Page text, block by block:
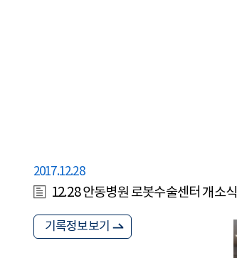
2017.12.28
12.28 안동병원 로봇수술센터 개소식
기록정보보기